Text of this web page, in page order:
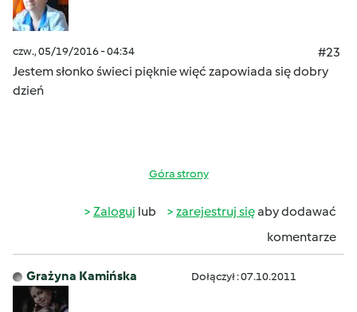
czw., 05/19/2016 - 04:34
#23
Jestem słonko świeci pięknie więć zapowiada się dobry
dzień
Góra strony
Zaloguj lub zarejestruj sięaby dodawać
komentarze
Grażyna Kamińska Dołączył : 07.10.2011